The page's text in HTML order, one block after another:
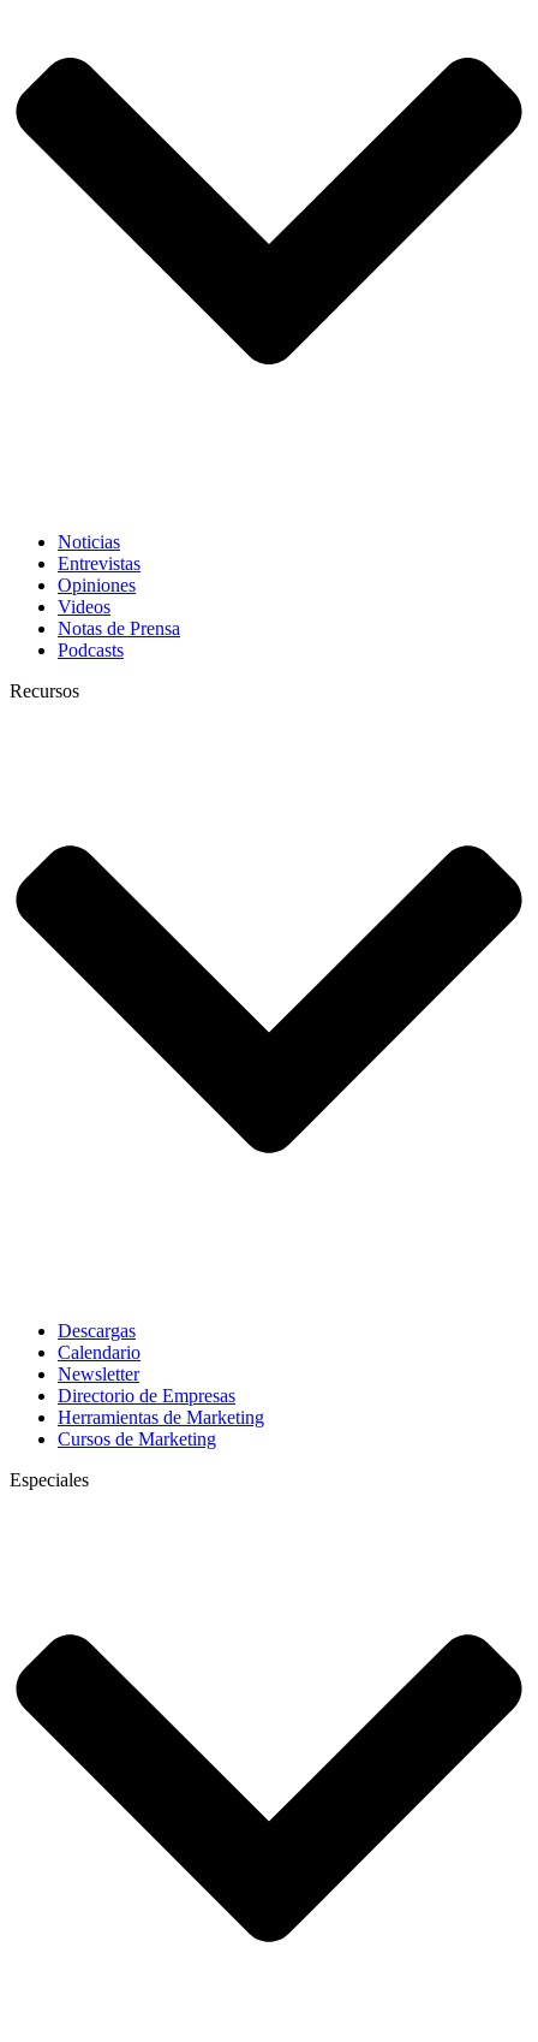
Noticias
Entrevistas
Opiniones
Videos
Notas de Prensa
Podcasts
Recursos
Descargas
Calendario
Newsletter
Directorio de Empresas
Herramientas de Marketing
Cursos de Marketing
Especiales